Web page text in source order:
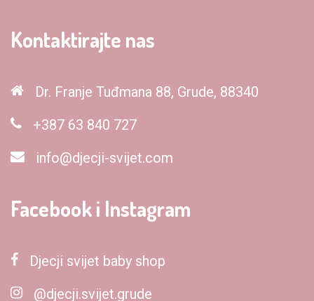
Kontaktirajte nas
Dr. Franje Tuđmana 88, Grude, 88340
+387 63 840 727
info@djecji-svijet.com
Facebook i Instagram
Djecji svijet baby shop
@djecji.svijet.grude